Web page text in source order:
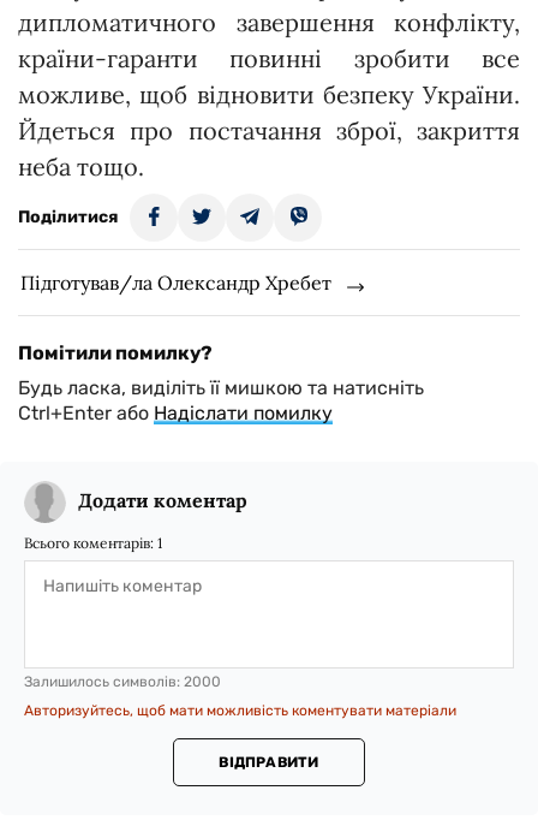
дипломатичного завершення конфлікту,
країни-гаранти повинні зробити все
можливе, щоб відновити безпеку України.
Йдеться про постачання зброї, закриття
неба тощо.
Поділитися
Підготував/ла Олександр Хребет
Помітили помилку?
Будь ласка, виділіть її мишкою та натисніть
Ctrl+Enter або Надіслати помилку
Додати коментар
Всього коментарів: 1
Залишилось символів: 2000
Авторизуйтесь, щоб мати можливість коментувати матеріали
ВІДПРАВИТИ